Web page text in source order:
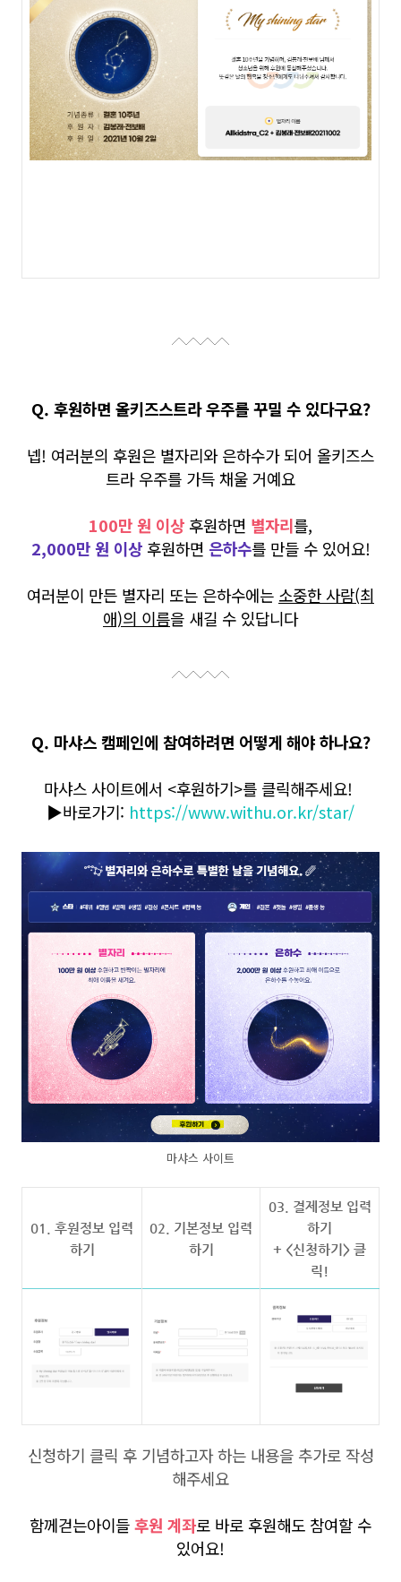
Q. 후원하면 올키즈스트라 우주를 꾸밀 수 있다구요?
넵! 여러분의 후원은 별자리와 은하수가 되어 올키즈스
트라 우주를 가득 채울 거예요
100만 원 이상 후원하면 별자리를,
2,000만 원 이상후원하면 은하수를 만들 수 있어요!
여러분이 만든 별자리 또는 은하수에는 소중한 사람(최
애)의 이름을 새길 수 있답니다
Q. 마샤스 캠페인에 참여하려면 어떻게 해야 하나요?
마샤스 사이트에서 <후원하기>를 클릭해주세요!
▶바로가기: https://www.withu.or.kr/star/
마샤스 사이트
01. 후원정보 입력
하기
02. 기본정보 입력
하기
03. 결제정보 입력
하기
+ <신청하기> 클
릭!
신청하기 클릭 후 기념하고자 하는 내용을 추가로 작성
해주세요
함께걷는아이들후원 계좌로 바로 후원해도 참여할 수
있어요!